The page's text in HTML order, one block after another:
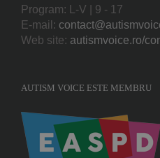
Program: L-V | 9 - 17
E-mail:
Web site: autismvoice.ro/
AUTISM VOICE ESTE MEMBRU